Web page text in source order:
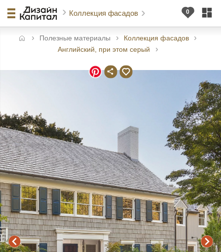
Коллекция фасадов
Полезные материалы
Коллекция фасадов
Английский, при этом серый